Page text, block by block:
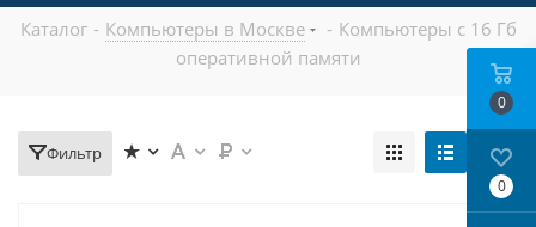
Каталог - Компьютеры в Москве - Компьютеры с 16 Гб
оперативной памяти
Фильтр
0
0